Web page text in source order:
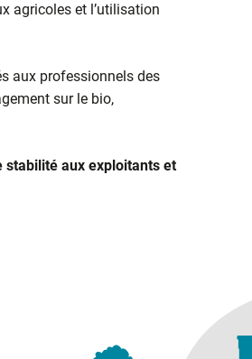
agricoles et l’utilisation
aux professionnels des
sur le bio,
stabilité aux exploitants et